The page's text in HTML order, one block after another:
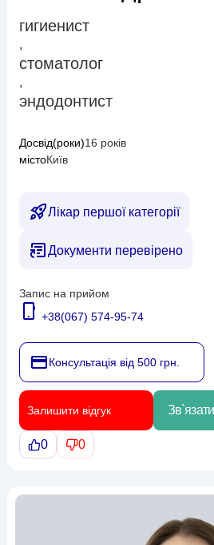
гигиенист
,
стоматолог
,
эндодонтист
Досвід(роки)16 років
містоКиїв
Лікар першої категорії
Документи перевірено
Запис на прийом
+38(067) 574-95-74
Консультація від 500 грн.
Залишити відгук
0 0